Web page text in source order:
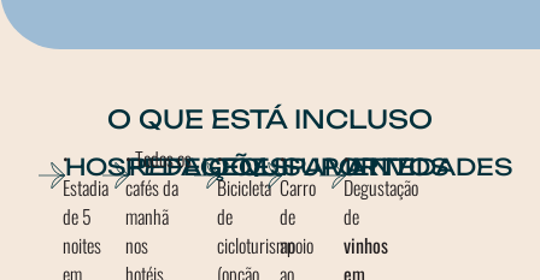
O QUE ESTÁ INCLUSO
HOSPEDAGEM
•
Estadia
de 5
noites
em
REFEIÇÕES
• Todos os
cafés da
manhã
nos
hotéis.
EQUIPAMENTOS
•
Bicicleta
de
cicloturismo
(opção
SUPORTE
•
Carro
de
apoio
ao
ATIVIDADES
•
Degustação
de
vinhos
em